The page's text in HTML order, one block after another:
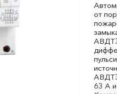
от
63 А